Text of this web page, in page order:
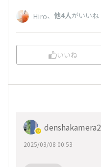
Hiro、 他4人がいいね
いいね
denshakamera2
2025/03/08 00:53